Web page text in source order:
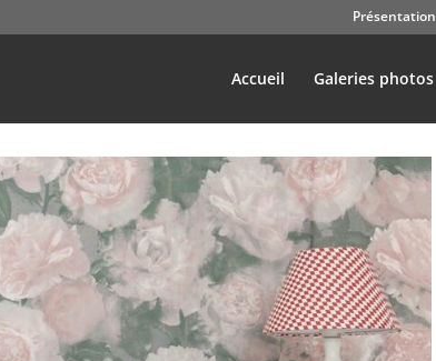
Présentation
Accueil Galeries photos